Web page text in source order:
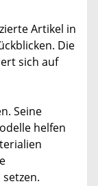
Artikel in
Die
sich auf
Seine
helfen